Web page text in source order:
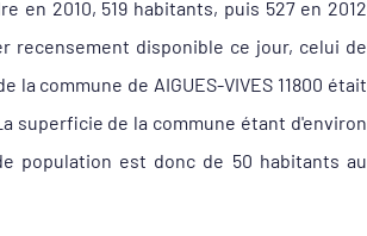
en 2010, 519 habitants, puis 527 en 2012
recensement disponible ce jour, celui de
la commune de AIGUES-VIVES 11800 était
superficie de la commune étant d'environ
population est donc de 50 habitants au